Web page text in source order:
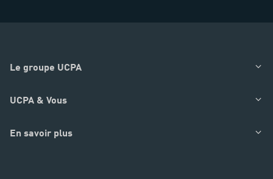
Le groupe UCPA
UCPA & Vous
En savoir plus